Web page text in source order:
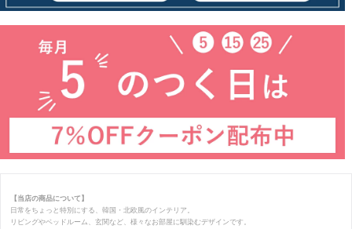
【当店の商品について】
日常をちょっと特別にする、韓国・北欧風のインテリア。
リビングやベッドルーム、玄関など、様々なお部屋に馴染むデザインです。